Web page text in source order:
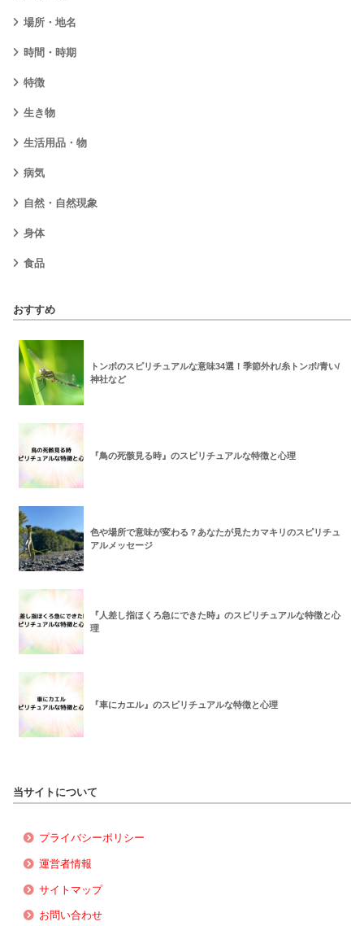
場所・地名
時間・時期
特徴
生き物
生活用品・物
病気
自然・自然現象
身体
食品
おすすめ
トンボのスピリチュアルな意味34選！季節外れ/糸トンボ/青い/
神社など
『鳥の死骸見る時』のスピリチュアルな特徴と心理
色や場所で意味が変わる？あなたが見たカマキリのスピリチュ
アルメッセージ
『人差し指ほくろ急にできた時』のスピリチュアルな特徴と心
理
『車にカエル』のスピリチュアルな特徴と心理
当サイトについて
プライバシーポリシー
運営者情報
サイトマップ
お問い合わせ